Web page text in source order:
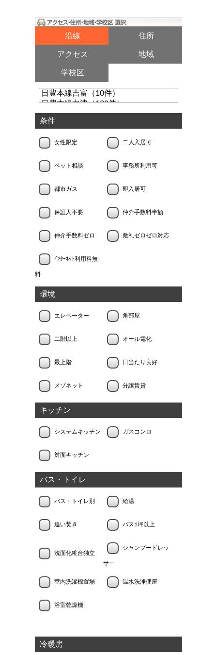
沿線 住所
アクセス 地域
学校区
条件
女性限定 二人入居可
ペット相談 事務所利用可
都市ガス 即入居可
保証人不要 仲介手数料半額
仲介手数料ゼロ 敷礼ゼロゼロ対応
ｲﾝﾀｰﾈｯﾄ利用料無
料
環境
エレベーター 角部屋
二階以上 オール電化
最上階 日当たり良好
メゾネット 分譲賃貸
キッチン
システムキッチン ガスコンロ
対面キッチン
バス・トイレ
バス・トイレ別 給湯
追い焚き バス1坪以上
洗面化粧台独立
シャンプードレッ
サー
室内洗濯機置場 温水洗浄便座
浴室乾燥機
冷暖房